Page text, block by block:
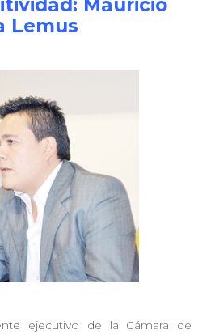
Mauricio
Lemus
ejecutivo de la Cámara de